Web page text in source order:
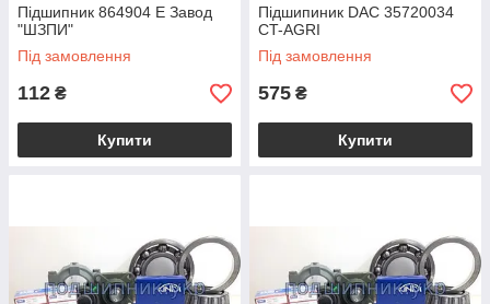
Підшипник 864904 Е Завод
"ШЗПИ"
Під замовлення
112 ₴
Купити
Підшипиник DAC 35720034
CT-AGRI
Під замовлення
575 ₴
Купити